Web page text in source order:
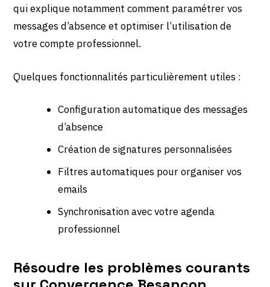
qui explique notamment comment paramétrer vos
messages d’absence et optimiser l’utilisation de
votre compte professionnel.
Quelques fonctionnalités particulièrement utiles :
Configuration automatique des messages
d’absence
Création de signatures personnalisées
Filtres automatiques pour organiser vos
emails
Synchronisation avec votre agenda
professionnel
Résoudre les problèmes courants